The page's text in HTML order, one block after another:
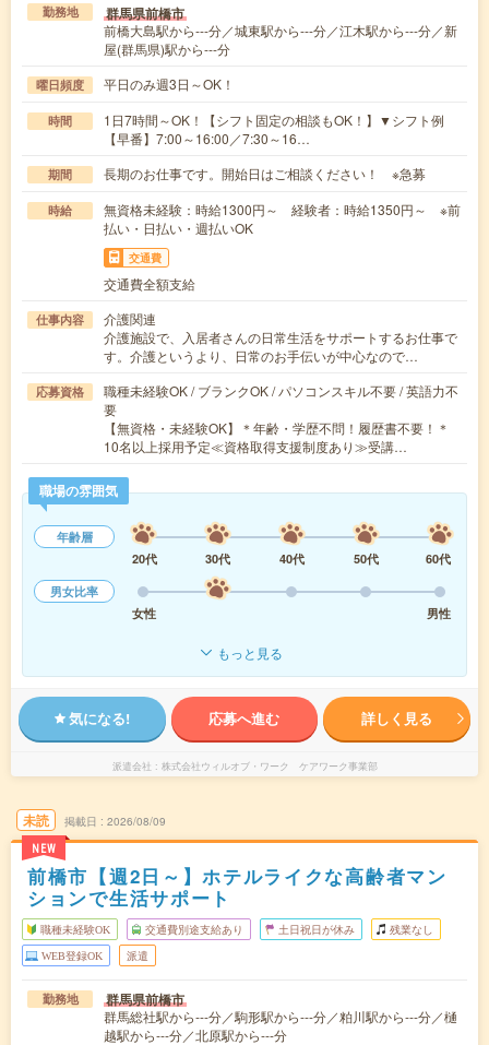
勤務地 群馬県前橋市
前橋大島駅から---分／城東駅から---分／江木駅から---分／新
屋(群馬県)駅から---分
曜日頻度 平日のみ週3日～OK！
時間
1日7時間～OK！【シフト固定の相談もOK！】▼シフト例
【早番】7:00～16:00／7:30～16…
期間 長期のお仕事です。開始日はご相談ください！ ※急募
時給
無資格未経験：時給1300円～ 経験者：時給1350円～ ※前
払い・日払い・週払いOK
交通費
交通費全額支給
仕事内容
介護関連
介護施設で、入居者さんの日常生活をサポートするお仕事で
す。介護というより、日常のお手伝いが中心なので…
応募資格
職種未経験OK / ブランクOK / パソコンスキル不要 / 英語力不
要
【無資格・未経験OK】＊年齢・学歴不問！履歴書不要！＊
10名以上採用予定≪資格取得支援制度あり≫受講…
職場の雰囲気
年齢層
20代
30代 40代 50代
60代
男女比率
女性
男性
もっと見る
気になる! 応募へ進む 詳しく見る
派遣会社 株式会社ウィルオブ・ワーク ケアワーク事業部
未読
NEW
掲載日 2026/08/09
前橋市【週2日～】ホテルライクな高齢者マン
ションで生活サポート
職種未経験OK 交通費別途支給あり 土日祝日が休み 残業なし
WEB登録OK 派遣
勤務地 群馬県前橋市
群馬総社駅から---分／駒形駅から---分／粕川駅から---分／樋
越駅から---分／北原駅から---分